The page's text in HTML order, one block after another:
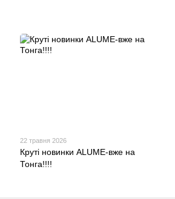
22 травня 2026
Круті новинки ALUME-вже на
Тонга!!!!